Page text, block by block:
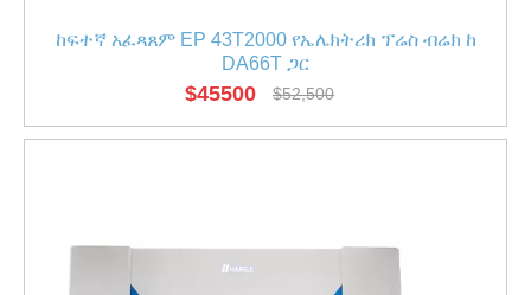
ከፍተኛ አፈጻጸም EP 43T2000 የኤሌክትሪክ ፕሬስ ብሬክ ከ
DA66T ጋር
$45500 $52,500